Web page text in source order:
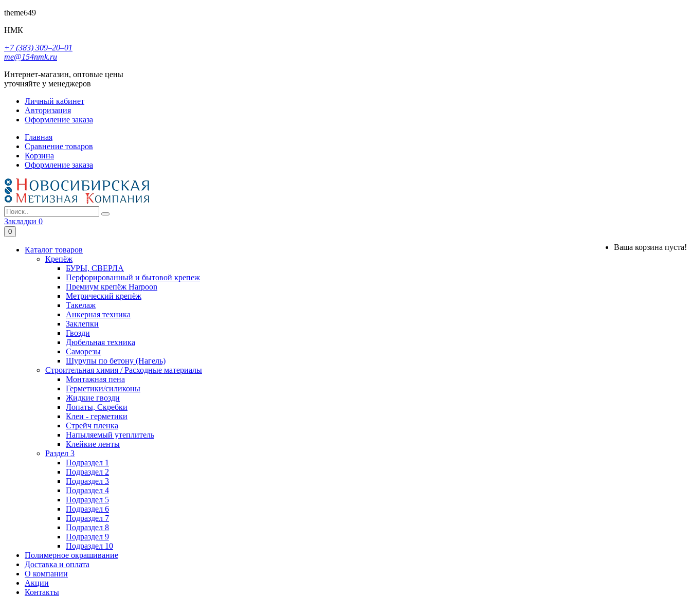
theme649
НМК
+7 (383) 309‒20‒01
me@154nmk.ru
Интернет-магазин, оптовые цены
уточняйте у менеджеров
Личный кабинет
Авторизация
Оформление заказа
Главная
Сравнение товаров
Корзина
Оформление заказа
Закладки 0
0
Ваша корзина пуста!
Каталог товаров
Крепёж
БУРЫ, СВЕРЛА
Перфорированный и бытовой крепеж
Премиум крепёж Harpoon
Метрический крепёж
Такелаж
Анкерная техника
Заклепки
Гвозди
Дюбельная техника
Саморезы
Шурупы по бетону (Нагель)
Строительная химия / Расходные материалы
Монтажная пена
Герметики/силиконы
Жидкие гвозди
Лопаты, Скребки
Клеи - герметики
Стрейч пленка
Напыляемый утеплитель
Клейкие ленты
Раздел 3
Подраздел 1
Подраздел 2
Подраздел 3
Подраздел 4
Подраздел 5
Подраздел 6
Подраздел 7
Подраздел 8
Подраздел 9
Подраздел 10
Полимерное окрашивание
Доставка и оплата
О компании
Акции
Контакты